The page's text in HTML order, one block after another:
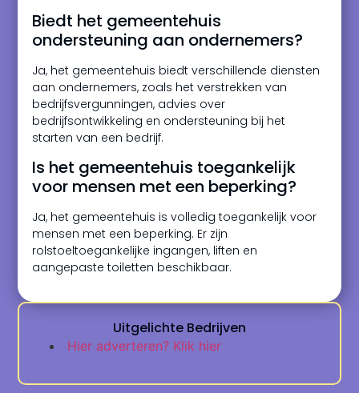
Biedt het gemeentehuis
ondersteuning aan ondernemers?
Ja, het gemeentehuis biedt verschillende diensten
aan ondernemers, zoals het verstrekken van
bedrijfsvergunningen, advies over
bedrijfsontwikkeling en ondersteuning bij het
starten van een bedrijf.
Is het gemeentehuis toegankelijk
voor mensen met een beperking?
Ja, het gemeentehuis is volledig toegankelijk voor
mensen met een beperking. Er zijn
rolstoeltoegankelijke ingangen, liften en
aangepaste toiletten beschikbaar.
Uitgelichte Bedrijven
Hier adverteren? Klik hier